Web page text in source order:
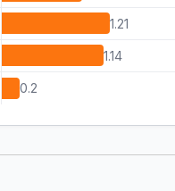
1.21
1.14
0.2